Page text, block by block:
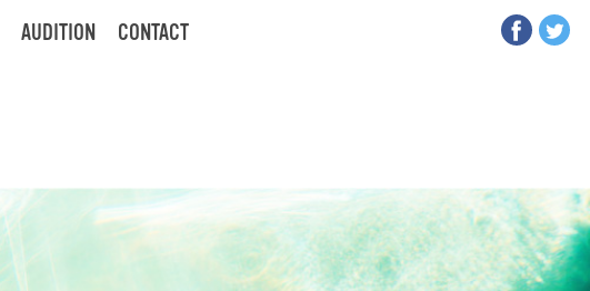
AUDITION CONTACT